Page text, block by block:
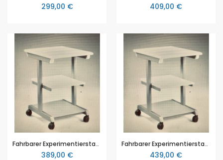
299,00 € 409,00 €
Fahrbarer Experimentierstand (HxBxT 90 x 60 x 75 cm), Tischplatte 30 mm mit PP-Kante, inkl. Zwischenboden
389,00 €
Fahrbarer Experimentierstand (HxBxT 90 x 120 x 75 cm), Tischplatte 30 mm mit PP-Kante, inkl. Zwischenboden
439,00 €